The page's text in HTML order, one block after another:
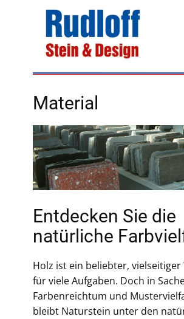
Material
Entdecken Sie die
natürliche
Holz ist ein beliebter,
für viele Aufgaben. Doch in
Farbenreichtum und
bleibt Naturstein unter den